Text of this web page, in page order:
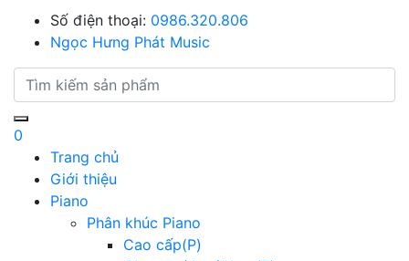
Số điện thoại: 0986.320.806
Ngọc Hưng Phát Music
0
Trang chủ
Giới thiệu
Piano
Phân khúc Piano
Cao cấp(P)